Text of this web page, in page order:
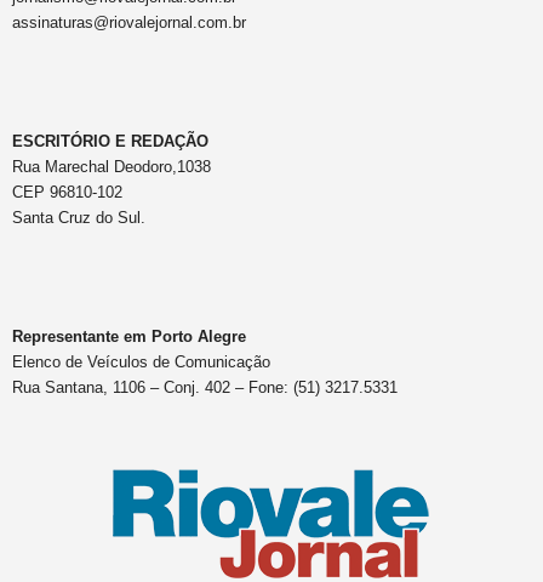
assinaturas@riovalejornal.com.br
ESCRITÓRIO E REDAÇÃO
Rua Marechal Deodoro,1038
CEP 96810-102
Santa Cruz do Sul.
Representante em Porto Alegre
Elenco de Veículos de Comunicação
Rua Santana, 1106 – Conj. 402 – Fone: (51) 3217.5331